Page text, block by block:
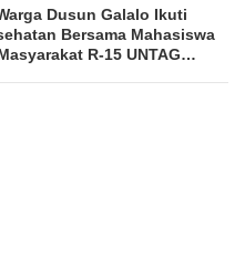
Dusun Galalo Ikuti
Bersama Mahasiswa
R-15 UNTAG